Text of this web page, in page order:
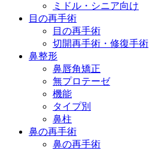
ミドル・シニア向け
目の再手術
目の再手術
切開再手術・修復手術
鼻整形
鼻唇角矯正
無プロテーゼ
機能
タイプ別
鼻柱
鼻の再手術
鼻の再手術